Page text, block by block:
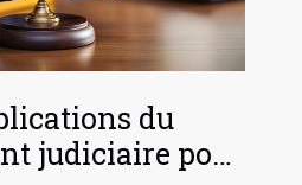
du
judiciaire pour